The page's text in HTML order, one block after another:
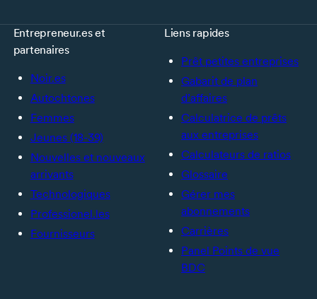
Entrepreneur.es et
partenaires
Noir.es
Autochtones
Femmes
Jeunes (18-39)
Nouvelles et nouveaux
arrivants
Technologiques
Professionel.les
Fournisseurs
Liens rapides
Prêt petites entreprises
Gabarit de plan
d’affaires
Calculatrice de prêts
aux entreprises
Calculateurs de ratios
Glossaire
Gérer mes
abonnements
Carrières
Panel Points de vue
BDC